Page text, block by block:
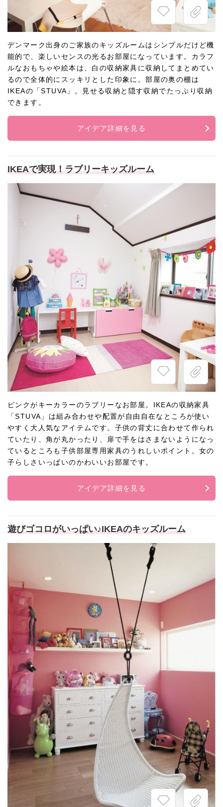
デンマーク出身のご家族のキッズルームはシンプルだけど機
能的で、楽しいセンスの光るお部屋になっています。カラフ
ルなおもちゃや絵本は、白の収納家具に収納してまとめてい
るので全体的にスッキリとした印象に。部屋の奥の棚は
IKEAの「STUVA」。見せる収納と隠す収納でたっぷり収納
できます。
アイデア詳細を見る
IKEAで実現！ラブリーキッズルーム
ピンクがキーカラーのラブリーなお部屋。IKEAの収納家具
「STUVA」は組み合わせや配置が自由自在なところが使い
やすく大人気なアイテムです。子供の背丈に合わせて作られ
ていたり、角が丸かったり、扉で手をはさまないようになっ
ているところも子供部屋専用家具のうれしいポイント。女の
子らしさいっぱいのかわいいお部屋です。
アイデア詳細を見る
遊びゴコロがいっぱい♪IKEAのキッズルーム